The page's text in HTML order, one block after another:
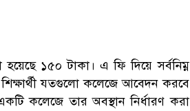
১৫০ টাকা। এ ফি দিয়ে সর্বনিম্ন
যতগুলো কলেজে আবেদন করবে
কলেজে তার অবস্থান নির্ধারণ করা